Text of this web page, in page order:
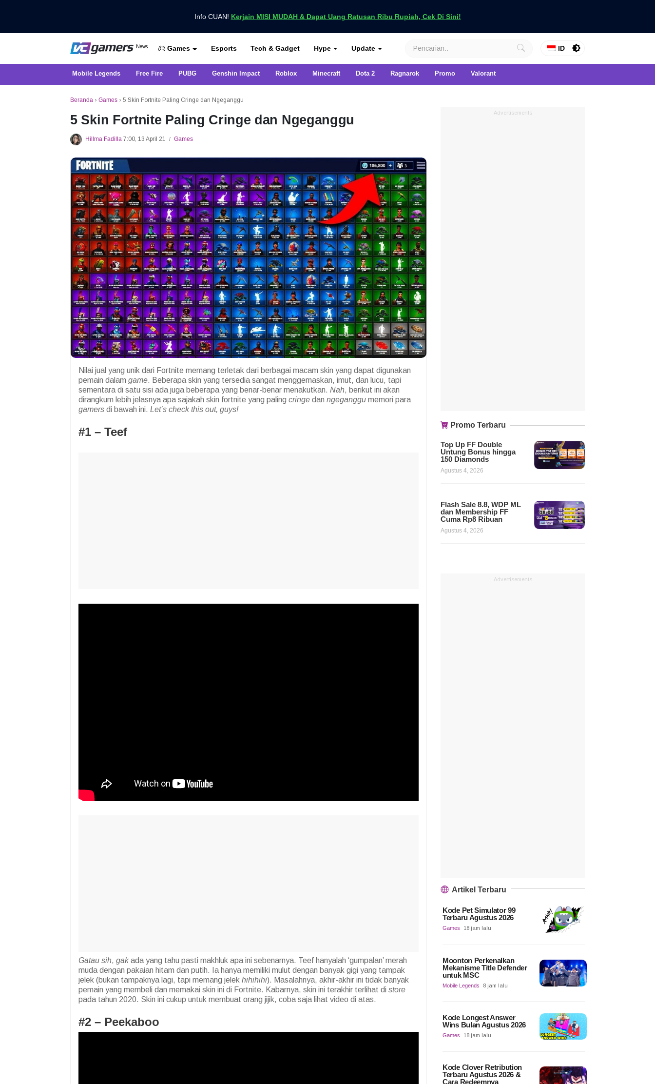
Info CUAN! Kerjain MISI MUDAH & Dapat Uang Ratusan Ribu Rupiah, Cek Di Sini!
VCGamers News
News
Dapatkan Berita Games Terbaru Hanya di VCGamers
Games Esports Tech & Gadget Hype Update ID
Mobile Legends Free Fire PUBG Genshin Impact Roblox Minecraft Dota 2 Ragnarok Promo Valorant
Beranda › Games › 5 Skin Fortnite Paling Cringe dan Ngeganggu
5 Skin Fortnite Paling Cringe dan Ngeganggu
Hillma Fadilla 7:00, 13 April 21 / Games
Nilai jual yang unik dari Fortnite memang terletak dari berbagai macam skin yang dapat digunakan
pemain dalam game. Beberapa skin yang tersedia sangat menggemaskan, imut, dan lucu, tapi
sementara di satu sisi ada juga beberapa yang benar-benar menakutkan. Nah, berikut ini akan
dirangkum lebih jelasnya apa sajakah skin fortnite yang paling cringe dan ngeganggu memori para
gamers di bawah ini. Let’s check this out, guys!
#1 – Teef
Gatau sih, gakada yang tahu pasti makhluk apa ini sebenarnya. Teef hanyalah ‘gumpalan’ merah
muda dengan pakaian hitam dan putih. Ia hanya memiliki mulut dengan banyak gigi yang tampak
jelek (bukan tampaknya lagi, tapi memang jelek hihihihi). Masalahnya, akhir-akhir ini tidak banyak
pemain yang membeli dan memakai skin ini di Fortnite. Kabarnya, skin ini terakhir terlihat di store
pada tahun 2020. Skin ini cukup untuk membuat orang jijik, coba saja lihat video di atas.
#2 – Peekaboo
Advertisements
Promo Terbaru
Top Up FF Double
Untung Bonus hingga
150 Diamonds
Agustus 4, 2026
Flash Sale 8.8, WDP ML
dan Membership FF
Cuma Rp8 Ribuan
Agustus 4, 2026
Advertisements
Artikel Terbaru
Kode Pet Simulator 99
Terbaru Agustus 2026
Games 18 jam lalu
Moonton Perkenalkan
Mekanisme Title Defender
untuk MSC
Mobile Legends 8 jam lalu
Kode Longest Answer
Wins Bulan Agustus 2026
Games 18 jam lalu
Kode Clover Retribution
Terbaru Agustus 2026 &
Cara Redeemnya